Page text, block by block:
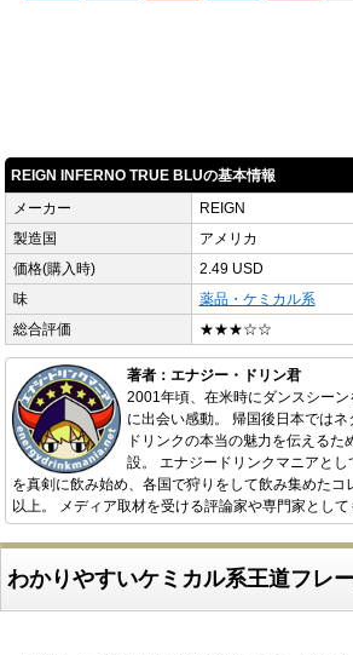
REIGN INFERNO TRUE BLUの基本情報
メーカー
REIGN
製造国
アメリカ
価格(購入時)
2.49 USD
味
薬品・ケミカル系
総合評価
★★★☆☆
著者：エナジー・ドリン君
2001年頃、在米時にダンスシー
に出会い感動。 帰国後日本では
ドリンクの本当の魅力を伝える
設。 エナジードリンクマニアと
を真剣に飲み始め、各国で狩りをして飲み集めた
以上。 メディア取材を受ける評論家や専門家として
わかりやすいケミカル系王道フレ